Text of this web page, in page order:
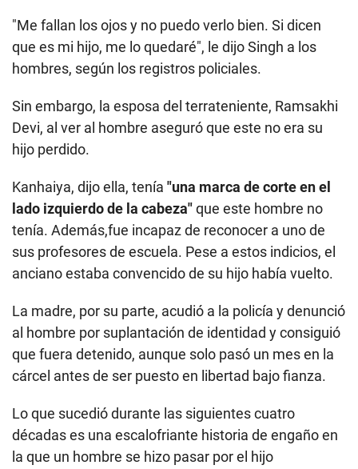
"Me fallan los ojos y no puedo verlo bien. Si dicen
que es mi hijo, me lo quedaré", le dijo Singh a los
hombres, según los registros policiales.
Sin embargo, la esposa del terrateniente, Ramsakhi
Devi, al ver al hombre aseguró que este no era su
hijo perdido.
Kanhaiya, dijo ella, tenía "una marca de corte en el
lado izquierdo de la cabeza"que este hombre no
tenía. Además,fue incapaz de reconocer a uno de
sus profesores de escuela. Pese a estos indicios, el
anciano estaba convencido de su hijo había vuelto.
La madre, por su parte, acudió a la policía y denunció
al hombre por suplantación de identidad y consiguió
que fuera detenido, aunque solo pasó un mes en la
cárcel antes de ser puesto en libertad bajo fianza.
Lo que sucedió durante las siguientes cuatro
décadas es una escalofriante historia de engaño en
la que un hombre se hizo pasar por el hijo